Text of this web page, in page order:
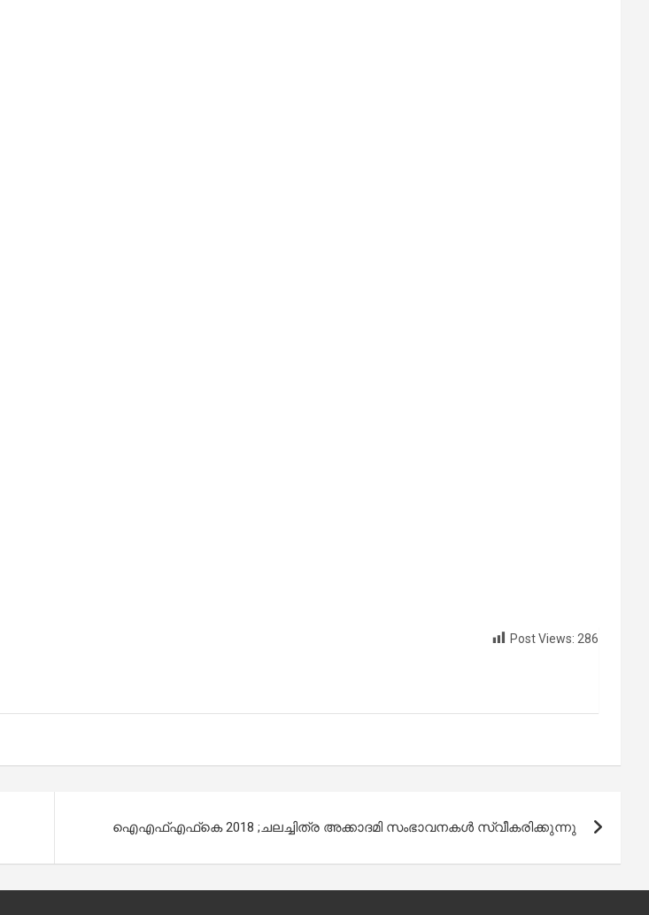
Post Views: 286
ഐഎഫ്എഫ്‌കെ 2018 ;ചലച്ചിത്ര അക്കാദമി സംഭാവനകള്‍ സ്വീകരിക്കുന്നു